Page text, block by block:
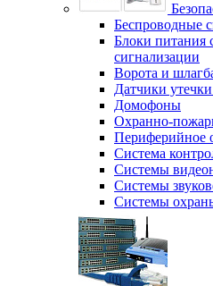
Беспроводные
Блоки питания
сигнализации
Ворота и
Датчики утечки
Домофоны
Охранно-
Периферийное
Система
Системы
Системы
Системы